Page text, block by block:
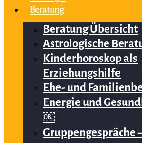
Beratung
Beratung Übersicht
Astrologische
Kinderhoroskop als
Erziehungshilfe
Ehe- und
Energie und
￼